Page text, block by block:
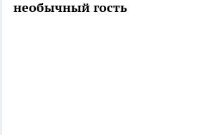
необычный гость